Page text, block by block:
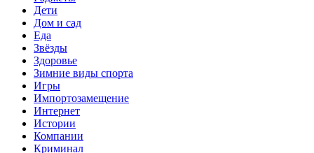
Дети
Дом и сад
Еда
Звёзды
Здоровье
Зимние виды спорта
Игры
Импортозамещение
Интернет
Истории
Компании
Криминал